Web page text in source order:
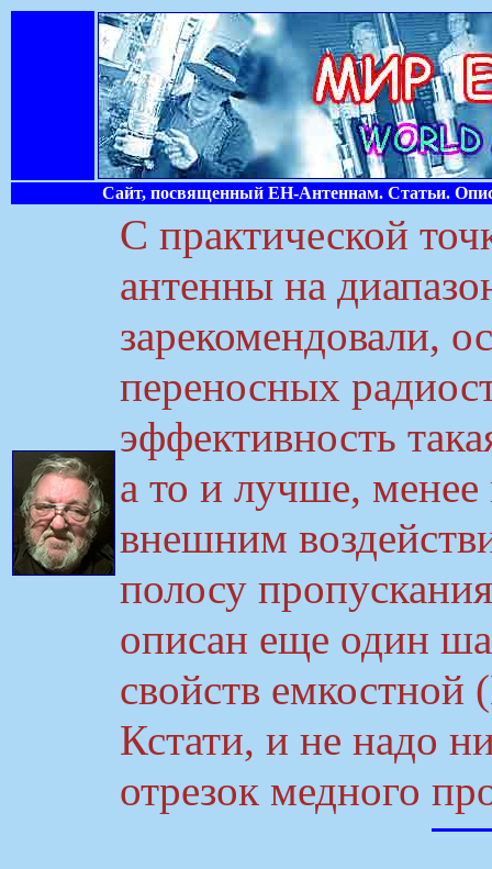
Сайт, посвященный ЕН-Антеннам. Статьи.
С практической
антенны на
зарекомендовали,
переносных
эффективность
а то и лучше,
внешним
полосу
описан еще один
свойств
Кстати, и не надо
отрезок медного